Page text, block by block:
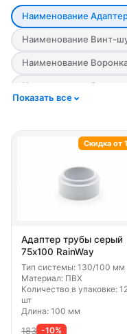
Наименование
Наименование Винт-
Наименование
Наименование
Наименование
Наименование Муфта
Наименование Муфта
Наименование Тройник
Наименование Труба
Наименование Угол
Наименование
Показать все
Адаптер трубы серый
75х100 RainWay
Тип системы: 130/100 мм
Материал: ПВХ
Количество в упаковке:
шт
Длина: 100 мм
183 -10%
Скидка от